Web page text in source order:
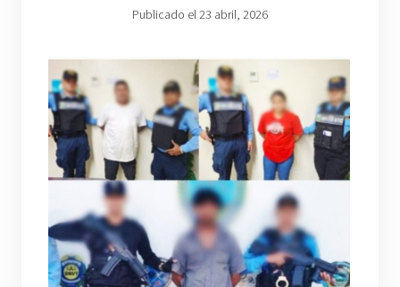
Publicado el 23 abril, 2026